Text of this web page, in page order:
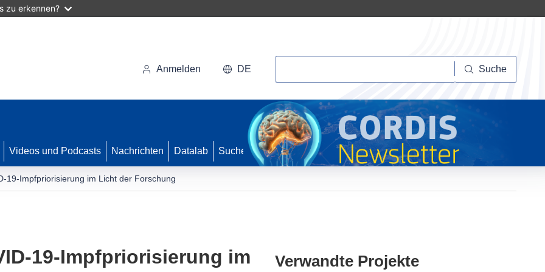
zu erkennen?
Anmelden DE Suche
Videos und Podcasts Nachrichten Datalab Suche
19-Impfpriorisierung im Licht der Forschung
19-Impfpriorisierung im
Verwandte Projekte